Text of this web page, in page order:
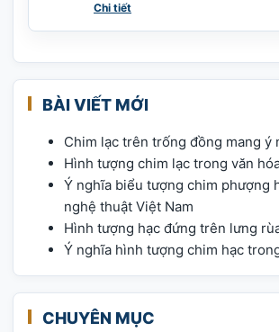
Chi tiết
BÀI VIẾT MỚI
Chim lạc trên trống đồng mang ý
Hình tượng chim lạc trong văn
Ý nghĩa biểu tượng chim phượng
nghệ thuật Việt Nam
Hình tượng hạc đứng trên lưng
Ý nghĩa hình tượng chim hạc
CHUYÊN MỤC